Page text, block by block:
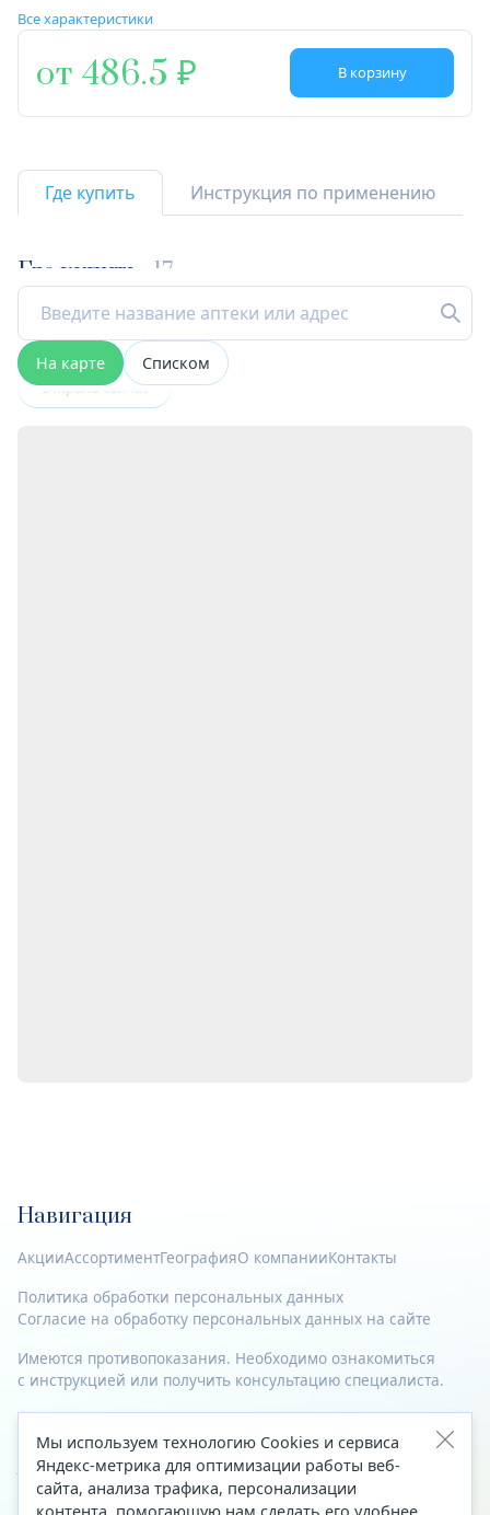
Все характеристики
от 486.5 В корзину
Где купить Инструкция по применению
Где купить 17
На карте Списком
Открыта сейчас
Навигация
АкцииАссортиментГеографияО компанииКонтакты
Политика обработки персональных данных
Согласие на обработку персональных данных на сайте
Имеются противопоказания. Необходимо ознакомиться
с инструкцией или получить консультацию специалиста.
© 2023—2026 Все права защищены.
Адрес
Архангельск, ул. Папанина, д. 19 (вход в здание со стороны
Мы используем технологию Cookies и сервиса
Яндекс-метрика для оптимизации работы веб-
сайта, анализа трафика, персонализации